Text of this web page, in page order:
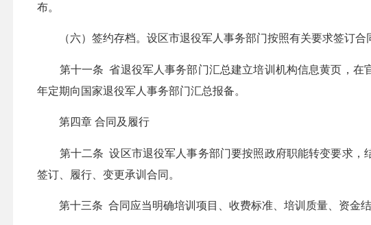
布。
（六）签约存档。设区市退役军人事务部门按照有关要求签订合
第十一条 省退役军人事务部门汇总建立培训机构信息黄页，在
年定期向国家退役军人事务部门汇总报备。
第四章 合同及履行
第十二条 设区市退役军人事务部门要按照政府职能转变要求，
签订、履行、变更承训合同。
第十三条 合同应当明确培训项目、收费标准、培训质量、资金结